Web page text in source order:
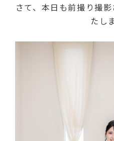
さて、本日も前撮り撮
たし